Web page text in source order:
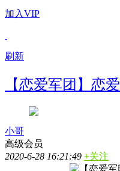
加入VIP
刷新
【恋爱军团】恋
小哥
高级会员
2020-6-28 16:21:49 +关注